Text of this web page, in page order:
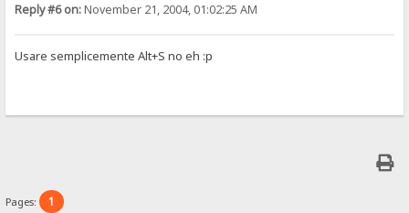
Reply #6 on:November 21, 2004, 01:02:25 AM
Usare semplicemente Alt+S no eh :p
Pages: 1